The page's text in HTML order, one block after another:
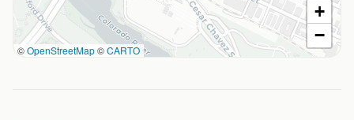
©OpenStreetMap©CARTO
+
−